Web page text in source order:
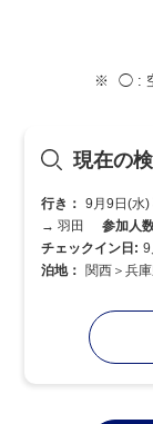
◯ :
現在の
行き： 9月9日(水
→ 羽田
参加人
チェックイン日: 9
泊地： 関西＞兵